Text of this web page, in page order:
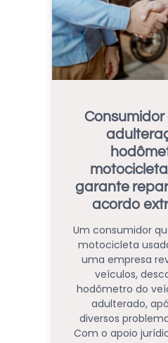
garante
acordo
Um consumidor
motocicleta
uma empresa
veículos,
hodômetro do
adulterado,
diversos
Com o apoio